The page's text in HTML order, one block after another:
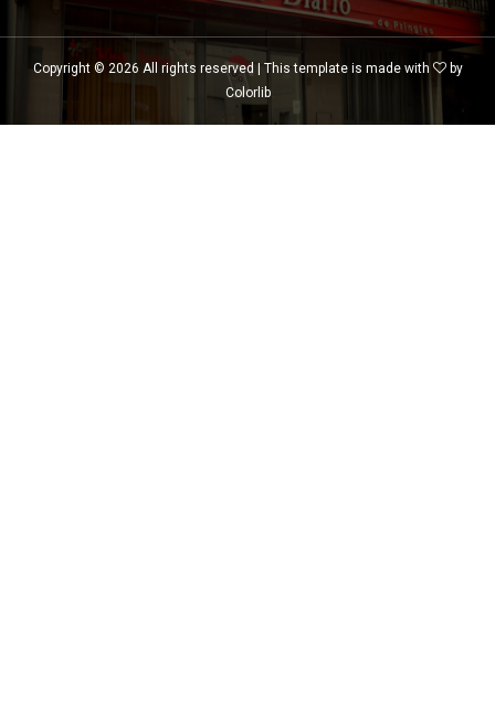
Copyright © 2026 All rights reserved | This template is made with
by
Colorlib